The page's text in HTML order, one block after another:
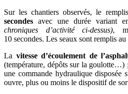
Sur les chantiers observés, le
secondes avec une durée variant
chroniques d’activité ci-dessus),
10 secondes. Les seaux sont remplis
La vitesse d’écoulement de
(température, dépôts sur la goulotte…)
une commande hydraulique disposée
ouvre, plus ou moins le dispositif de